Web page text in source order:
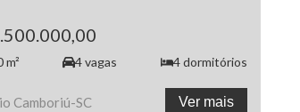
m² 4vagas 4dormitórios
Camboriú-SC Ver mais